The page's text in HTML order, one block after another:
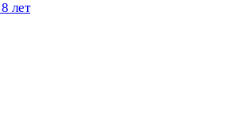
лет